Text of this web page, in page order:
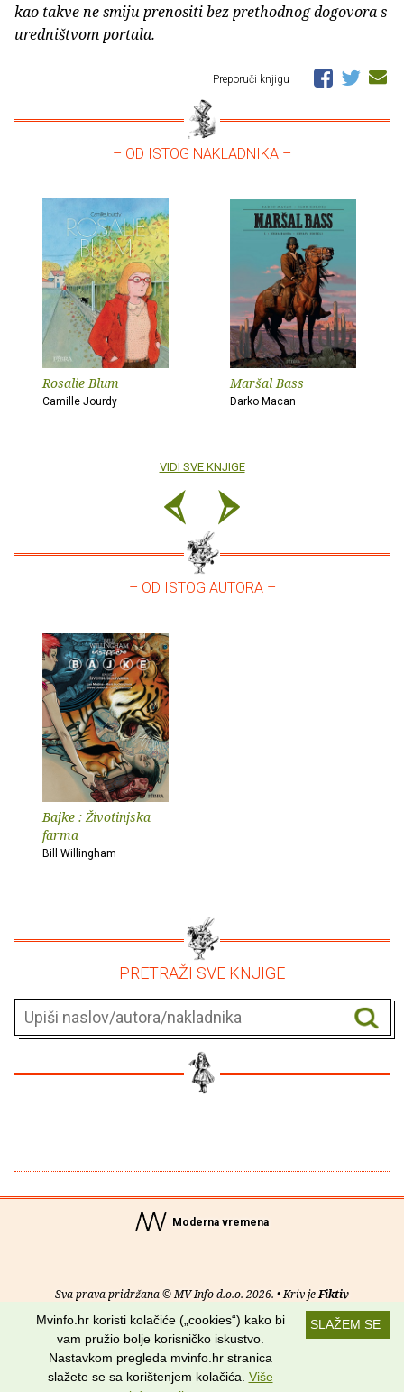
kao takve ne smiju prenositi bez prethodnog dogovora s
uredništvom portala.
Preporuči knjigu
– OD ISTOG NAKLADNIKA –
Rosalie Blum
Camille Jourdy
Maršal Bass
Darko Macan
VIDI SVE KNJIGE
– OD ISTOG AUTORA –
Bajke : Životinjska
farma
Bill Willingham
– PRETRAŽI SVE KNJIGE –
Moderna vremena
Sva prava pridržana © MV Info d.o.o. 2026. • Kriv jeFiktiv
Uvjeti korištenja RSS kanali
Potraži nas na:
SLAŽEM SE
Mvinfo.hr koristi kolačiće („cookies“) kako bi
vam pružio bolje korisničko iskustvo.
Nastavkom pregleda mvinfo.hr stranica
slažete se sa korištenjem kolačića. Više